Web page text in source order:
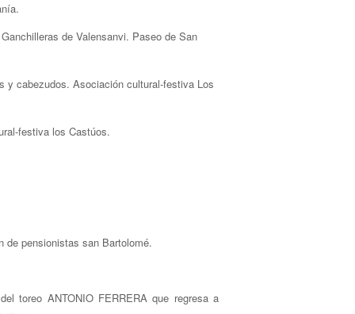
de Valensanvi. Paseo de San
y cabezudos. Asociación cultural-festiva Los
festiva los Castúos.
de pensionistas san Bartolomé.
toreo ANTONIO FERRERA que regresa a